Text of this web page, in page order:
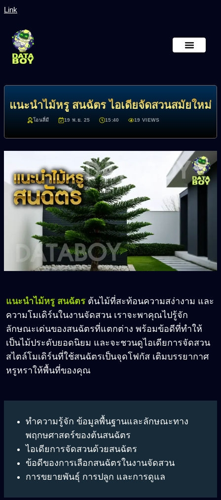
Link
แนะนำไม้หรู สนฉัตร ไอเดียจัดสวนสมัยใหม่
โอนลี่มี 19 พ.ย. 25 15:40 19 VIEWS
แนะนำไม้หรู สนฉัตร ต้นไม้ที่สะท้อนความสง่างาม และ
ความโมเดิร์นในงานจัดสวน เราจะพาคุณไปรู้จัก
ลักษณะเด่นของสนฉัตรที่แตกต่าง พร้อมข้อดีที่ทำให้
เป็นไม้ประดับยอดนิยม และจะชวนดูไอเดียการจัดสวน
สไตล์โมเดิร์นที่ใช้สนฉัตรเป็นจุดโฟกัส เติมบรรยากาศ
หรูหราให้พื้นที่ของคุณ
ทำความรู้จัก ข้อมูลพื้นฐานและลักษณะทาง
พฤกษศาสตร์ของต้นสนฉัตร
ไอเดียการจัดสวนด้วยสนฉัตร
ข้อดีของการเลือกสนฉัตรในงานจัดสวน
การขยายพันธุ์ การปลูก และการดูแล